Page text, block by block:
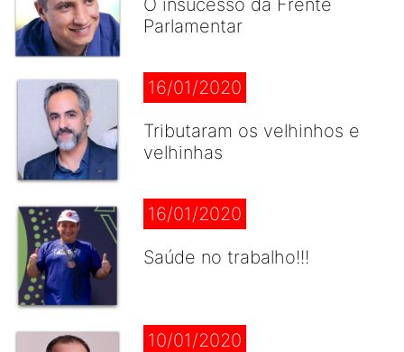
Parlamentar
16/01/2020
Tributaram os velhinhos e
velhinhas
16/01/2020
Saúde no trabalho!!!
10/01/2020